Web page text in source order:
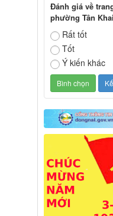
Đánh giá về
phường Tân Khai
Rất tốt
Tốt
Ý kiến khác